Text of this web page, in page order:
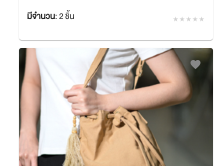
มีจำนวน:2 ชิ้น
favorite